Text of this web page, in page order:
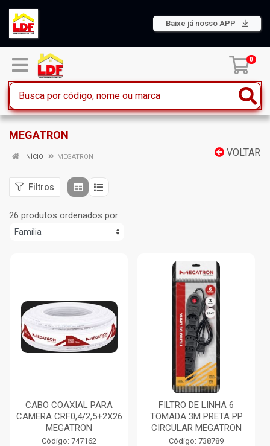
Baixe já nosso APP
0
MEGATRON
VOLTAR
INÍCIO MEGATRON
Filtros
26 produtos ordenados por:
CABO COAXIAL PARA
CAMERA CRF0,4/2,5+2X26
MEGATRON
Código: 747162
FILTRO DE LINHA 6
TOMADA 3M PRETA PP
CIRCULAR MEGATRON
Código: 738789